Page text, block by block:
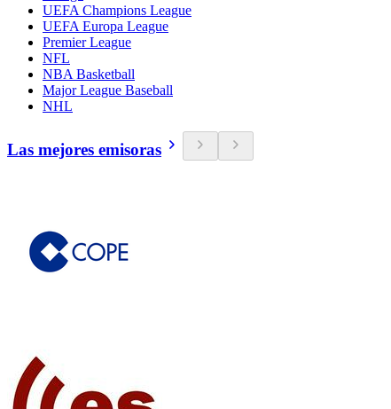
UEFA Champions League
UEFA Europa League
Premier League
NFL
NBA Basketball
Major League Baseball
NHL
Las mejores emisoras